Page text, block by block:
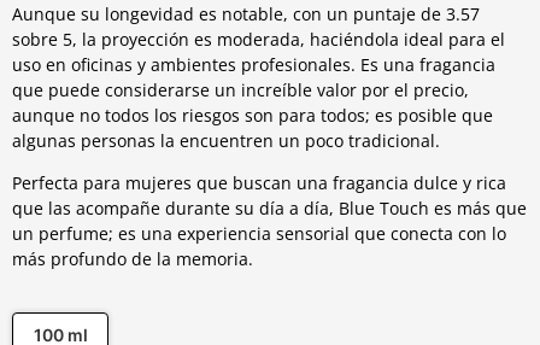
Aunque su longevidad es notable, con un puntaje de 3.57
sobre 5, la proyección es moderada, haciéndola ideal para el
uso en oficinas y ambientes profesionales. Es una fragancia
que puede considerarse un increíble valor por el precio,
aunque no todos los riesgos son para todos; es posible que
algunas personas la encuentren un poco tradicional.
Perfecta para mujeres que buscan una fragancia dulce y rica
que las acompañe durante su día a día, Blue Touch es más que
un perfume; es una experiencia sensorial que conecta con lo
más profundo de la memoria.
100 ml